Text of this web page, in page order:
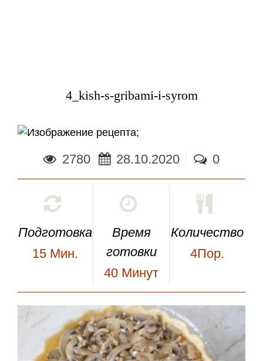
4_kish-s-gribami-i-syrom
;
2780 28.10.2020 0
Подготовка
15 Мин.
Время
готовки
40 Минут
Количество
4Пор.